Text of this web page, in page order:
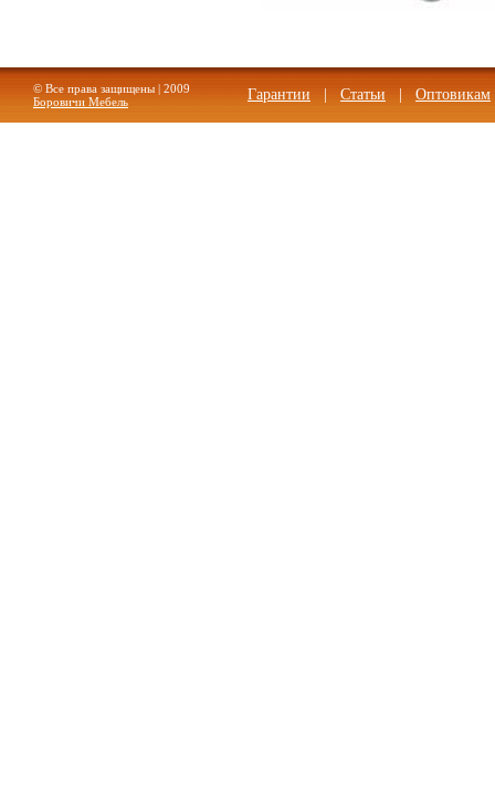
© Все права защищены | 2009
Боровичи Мебель
Гарантии Статьи Оптовикам